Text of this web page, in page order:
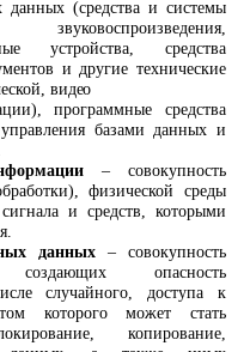
данных (средства и системы
звуковоспроизведения,
устройства, средства
и другие технические
видео
программные средства
базами данных и
– совокупность
физической среды
и средств, которыми
данных– совокупность
опасность
случайного, доступа к
которого может стать
копирование,